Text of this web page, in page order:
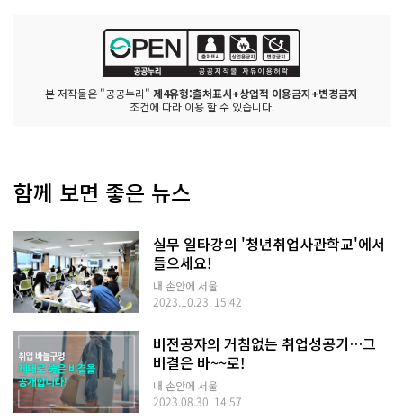
본 저작물은 "공공누리" 제4유형:출처표시+상업적 이용금지+변경금지
조건에 따라 이용 할 수 있습니다.
함께 보면 좋은 뉴스
실무 일타강의 '청년취업사관학교'에서
들으세요!
내 손안에 서울
2023.10.23. 15:42
비전공자의 거침없는 취업성공기…그
비결은 바~~로!
내 손안에 서울
2023.08.30. 14:57